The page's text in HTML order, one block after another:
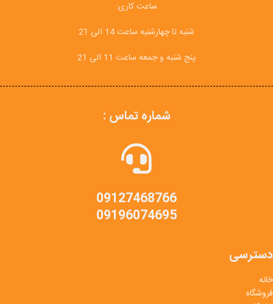
ساعت کاری:
شنبه تا چهارشنبه ساعت 14 الی 21
پنج شنبه و جمعه ساعت 11 الی 21
شماره تماس :
09127468766
09196074695
دسترسی
خانه
فروشگاه